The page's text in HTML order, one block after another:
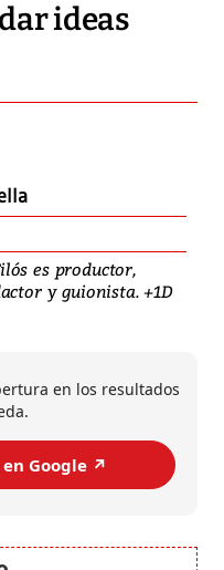
ideas
es productor,
y guionista. +1D
en los resultados
Google ↗️